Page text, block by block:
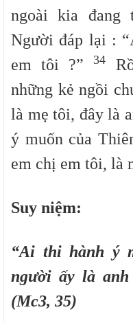
ngoài kia đang
Người đáp lại :
em tôi ?”34
những kẻ ngồi
là mẹ tôi, đây là
ý muốn của
em chị em tôi, là
Suy niệm:
“Ai thi hành ý
người ấy là
(Mc3, 35)